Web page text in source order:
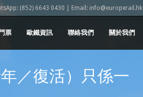
(852) 6643 0430 | Email: info@europerail.hk
票 歐鐵資訊 聯絡我們 關於我們
／復活）只係一